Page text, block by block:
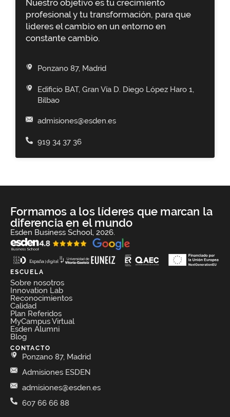
Nuestro objetivo es tu crecimiento
profesional y tu transformación, para que
lideres el cambio en un entorno en
constante cambio.
Ponzano 87, Madrid
Edificio BAT, Gran Vía D. Diego López Haro 1,
Bilbao
admisiones@esden.es
919 34 37 36
Formamos a los líderes que marcan la
diferencia en el mundo
Esden Business School, 2026.
ESCUELA
Sobre nosotros
Innovation Lab
Reconocimientos
Calidad
Plan Referidos
MyCampus Virtual
Esden Alumni
Blog
CONTACTO
Ponzano 87, Madrid
Admisiones ESDEN
admisiones@esden.es
607 66 66 88